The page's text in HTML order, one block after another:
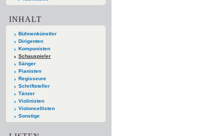
INHALT
Bühnenkünstler
Dirigenten
Komponisten
Schauspieler
Sänger
Pianisten
Regisseure
Schriftsteller
Tänzer
Violinisten
Violoncellisten
Sonstige